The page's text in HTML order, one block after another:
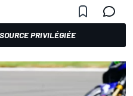
PRIVILÉGIÉE